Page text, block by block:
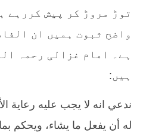
توڑ مروڑ کر پیش کررہے
واضح ثبوت ہمیں ان
ہے۔ امام غزالی رحمہ
ہیں:
ندعي انه لا يجب عليه رعاية
له أن يفعل ما يشاء، ويحكم بما